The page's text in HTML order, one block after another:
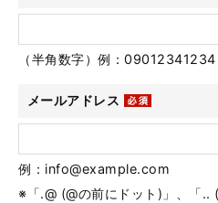
（半角数字）例：09012341234
メールアドレス
例：info@example.com
※「.@ (@の前にドット)」、「..